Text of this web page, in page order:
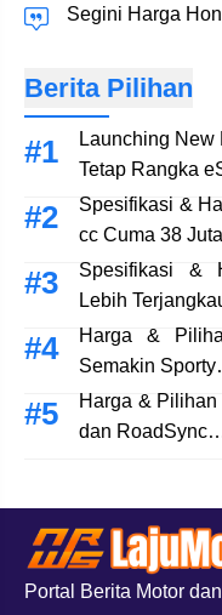
Segini Harga
Berita Pilihan
Launching New
Tetap Rangka
Spesifikasi &
cc Cuma 38
Spesifikasi &
Lebih
Harga &
Semakin
Harga &
dan
Portal Berita Motor